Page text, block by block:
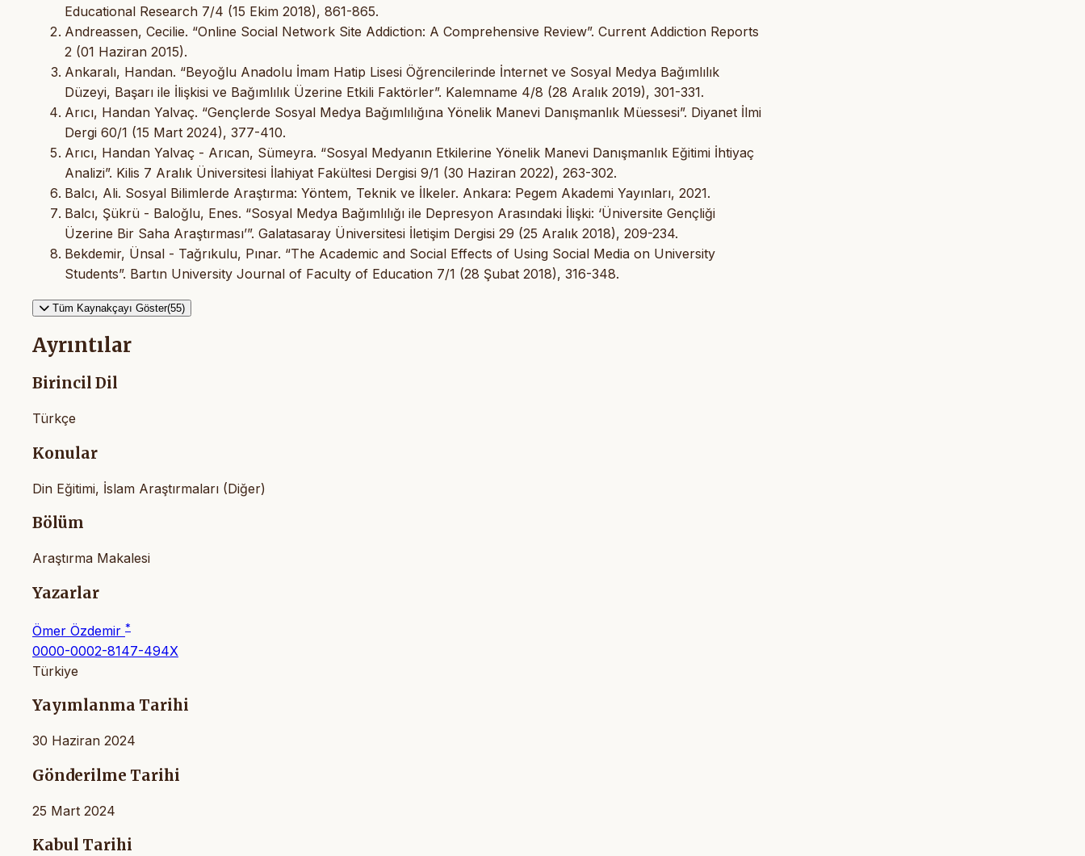
Educational Research 7/4 (15 Ekim 2018), 861-865.
Andreassen, Cecilie. “Online Social Network Site Addiction: A Comprehensive Review”. Current Addiction Reports
2 (01 Haziran 2015).
Ankaralı, Handan. “Beyoğlu Anadolu İmam Hatip Lisesi Öğrencilerinde İnternet ve Sosyal Medya Bağımlılık
Düzeyi, Başarı ile İlişkisi ve Bağımlılık Üzerine Etkili Faktörler”. Kalemname 4/8 (28 Aralık 2019), 301-331.
Arıcı, Handan Yalvaç. “Gençlerde Sosyal Medya Bağımlılığına Yönelik Manevi Danışmanlık Müessesi”. Diyanet İlmi
Dergi 60/1 (15 Mart 2024), 377-410.
Arıcı, Handan Yalvaç - Arıcan, Sümeyra. “Sosyal Medyanın Etkilerine Yönelik Manevi Danışmanlık Eğitimi İhtiyaç
Analizi”. Kilis 7 Aralık Üniversitesi İlahiyat Fakültesi Dergisi 9/1 (30 Haziran 2022), 263-302.
Balcı, Ali. Sosyal Bilimlerde Araştırma: Yöntem, Teknik ve İlkeler. Ankara: Pegem Akademi Yayınları, 2021.
Balcı, Şükrü - Baloğlu, Enes. “Sosyal Medya Bağımlılığı ile Depresyon Arasındaki İlişki: ‘Üniversite Gençliği
Üzerine Bir Saha Araştırması’”. Galatasaray Üniversitesi İletişim Dergisi 29 (25 Aralık 2018), 209-234.
Bekdemir, Ünsal - Tağrıkulu, Pınar. “The Academic and Social Effects of Using Social Media on University
Students”. Bartın University Journal of Faculty of Education 7/1 (28 Şubat 2018), 316-348.
Tüm Kaynakçayı Göster(55)
Ayrıntılar
Birincil Dil
Türkçe
Konular
Din Eğitimi, İslam Araştırmaları (Diğer)
Bölüm
Araştırma Makalesi
Yazarlar
Ömer Özdemir *
0000-0002-8147-494X
Türkiye
Yayımlanma Tarihi
30 Haziran 2024
Gönderilme Tarihi
25 Mart 2024
Kabul Tarihi